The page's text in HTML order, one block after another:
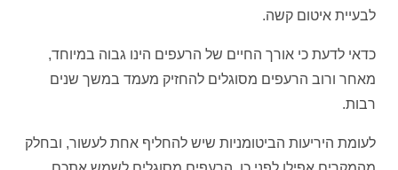
לבעיית איטום קשה.
כדאי לדעת כי אורך החיים של הרעפים הינו גבוה במיוחד,
מאחר ורוב הרעפים מסוגלים להחזיק מעמד במשך שנים
רבות.
לעומת היריעות הביטומניות שיש להחליף אחת לעשור, ובחלק